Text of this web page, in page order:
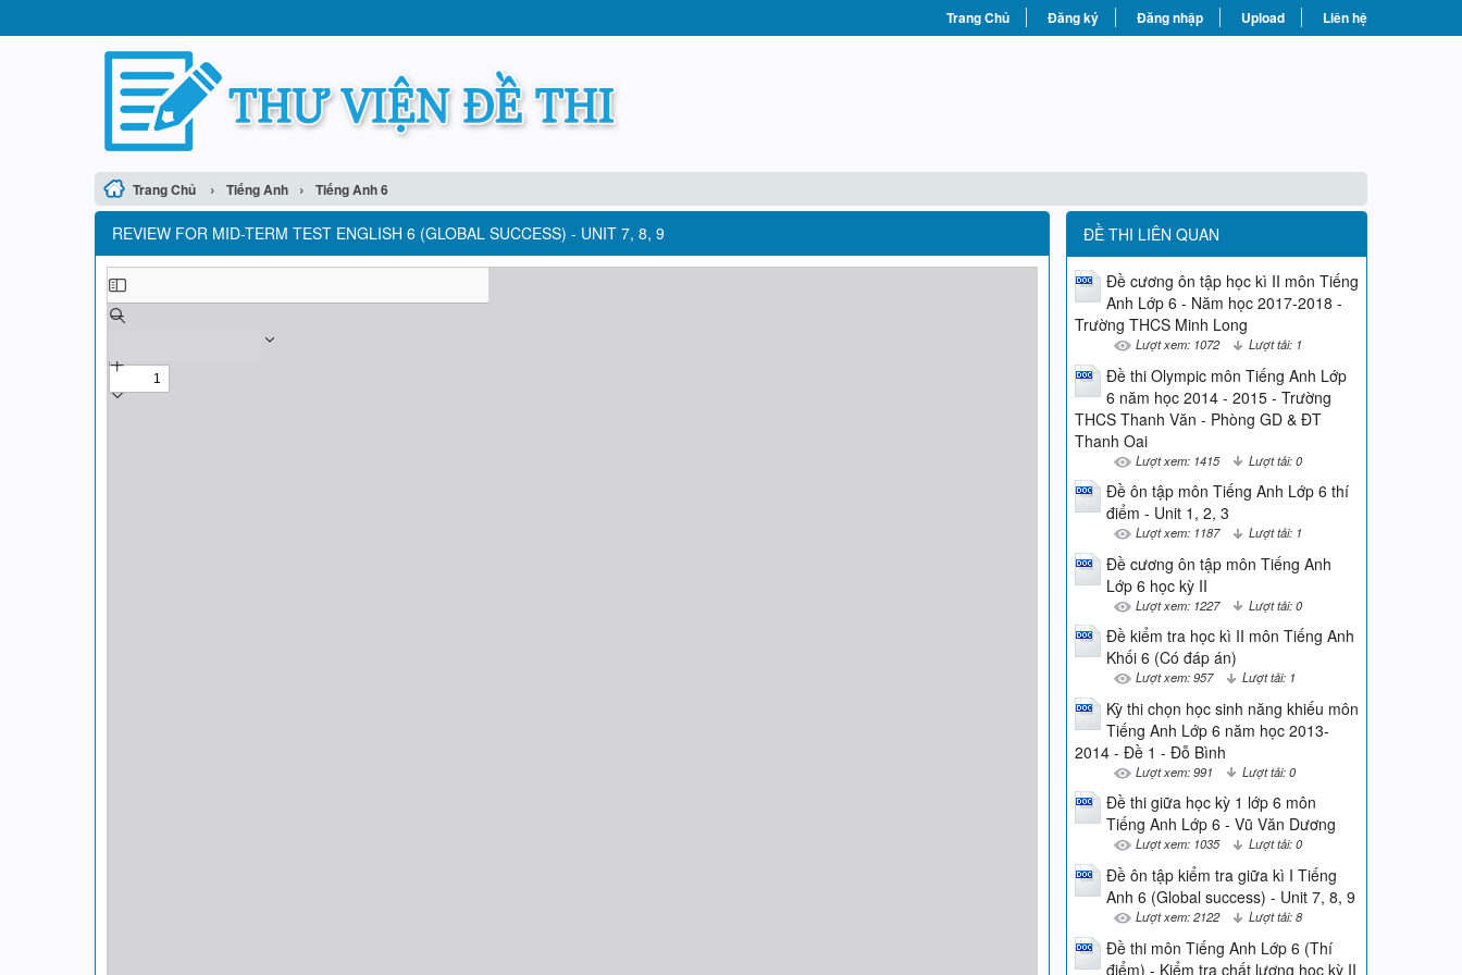
Trang Chủ Đăng ký Đăng nhập Upload Liên hệ
Trang Chủ › Tiếng Anh › Tiếng Anh 6
REVIEW FOR MID-TERM TEST ENGLISH 6 (GLOBAL SUCCESS) - UNIT 7, 8, 9 ĐỀ THI LIÊN QUAN
Đề cương ôn tập học kì II môn Tiếng
Anh Lớp 6 - Năm học 2017-2018 -
Trường THCS Minh Long
Lượt xem: 1072 Lượt tải: 1
Đề thi Olympic môn Tiếng Anh Lớp
6 năm học 2014 - 2015 - Trường
THCS Thanh Văn - Phòng GD & ĐT
Thanh Oai
Lượt xem: 1415 Lượt tải: 0
Đề ôn tập môn Tiếng Anh Lớp 6 thí
điểm - Unit 1, 2, 3
Lượt xem: 1187 Lượt tải: 1
Đề cương ôn tập môn Tiếng Anh
Lớp 6 học kỳ II
Lượt xem: 1227 Lượt tải: 0
Đề kiểm tra học kì II môn Tiếng Anh
Khối 6 (Có đáp án)
Lượt xem: 957 Lượt tải: 1
Kỳ thi chọn học sinh năng khiếu môn
Tiếng Anh Lớp 6 năm học 2013-
2014 - Đề 1 - Đỗ Bình
Lượt xem: 991 Lượt tải: 0
Đề thi giữa học kỳ 1 lớp 6 môn
Tiếng Anh Lớp 6 - Vũ Văn Dương
Lượt xem: 1035 Lượt tải: 0
Đề ôn tập kiểm tra giữa kì I Tiếng
Anh 6 (Global success) - Unit 7, 8, 9
Lượt xem: 2122 Lượt tải: 8
Đề thi môn Tiếng Anh Lớp 6 (Thí
điểm) - Kiểm tra chất lượng học kỳ II